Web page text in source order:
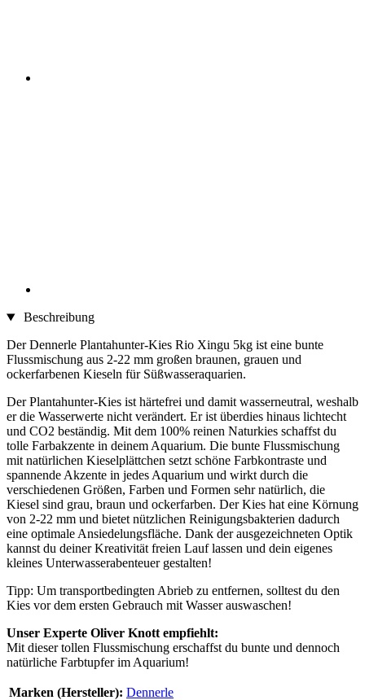
Beschreibung
Der Dennerle Plantahunter-Kies Rio Xingu 5kg ist eine bunte
Flussmischung aus 2-22 mm großen braunen, grauen und
ockerfarbenen Kieseln für Süßwasseraquarien.
Der Plantahunter-Kies ist härtefrei und damit wasserneutral, weshalb
er die Wasserwerte nicht verändert. Er ist überdies hinaus lichtecht
und CO2 beständig. Mit dem 100% reinen Naturkies schaffst du
tolle Farbakzente in deinem Aquarium. Die bunte Flussmischung
mit natürlichen Kieselplättchen setzt schöne Farbkontraste und
spannende Akzente in jedes Aquarium und wirkt durch die
verschiedenen Größen, Farben und Formen sehr natürlich, die
Kiesel sind grau, braun und ockerfarben. Der Kies hat eine Körnung
von 2-22 mm und bietet nützlichen Reinigungsbakterien dadurch
eine optimale Ansiedelungsfläche. Dank der ausgezeichneten Optik
kannst du deiner Kreativität freien Lauf lassen und dein eigenes
kleines Unterwasserabenteuer gestalten!
Tipp: Um transportbedingten Abrieb zu entfernen, solltest du den
Kies vor dem ersten Gebrauch mit Wasser auswaschen!
Unser Experte Oliver Knott empfiehlt:
Mit dieser tollen Flussmischung erschaffst du bunte und dennoch
natürliche Farbtupfer im Aquarium!
Marken (Hersteller): Dennerle